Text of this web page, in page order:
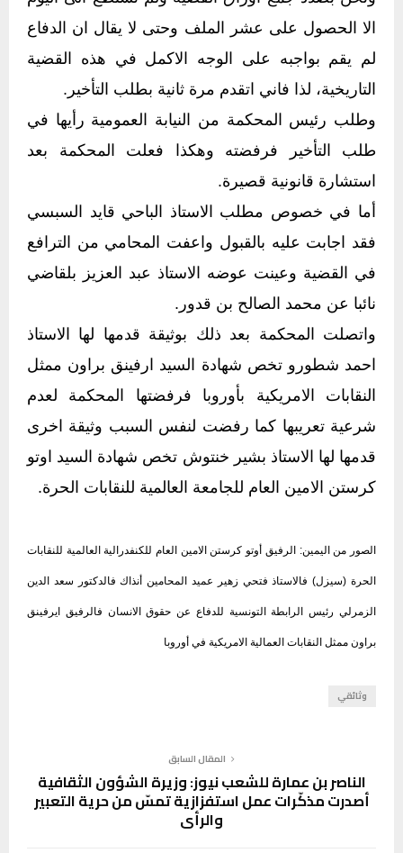
الا الحصول على عشر الملف وحتى لا يقال ان الدفاع
لم يقم بواجبه على الوجه الاكمل في هذه القضية
التاريخية، لذا فاني اتقدم مرة ثانية بطلب التأخير.
وطلب رئيس المحكمة من النيابة العمومية رأيها في
طلب التأخير فرفضته وهكذا فعلت المحكمة بعد
استشارة قانونية قصيرة.
أما في خصوص مطلب الاستاذ الباحي قايد السبسي
فقد اجابت عليه بالقبول واعفت المحامي من الترافع
في القضية وعينت عوضه الاستاذ عبد العزيز بلقاضي
نائبا عن محمد الصالح بن قدور.
واتصلت المحكمة بعد ذلك بوثيقة قدمها لها الاستاذ
احمد شطورو تخص شهادة السيد ارفينق براون ممثل
النقابات الامريكية بأوروبا فرفضتها المحكمة لعدم
شرعية تعريبها كما رفضت لنفس السبب وثيقة اخرى
قدمها لها الاستاذ بشير خنتوش تخص شهادة السيد اوتو
كرستن الامين العام للجامعة العالمية للنقابات الحرة.
الصور من اليمين: الرفيق أوتو كرستن الامين العام للكنفدرالية العالمية للنقابات
الحرة (سيزل) فالاستاذ فتحي زهير عميد المحامين أنذاك فالدكتور سعد الدين
الزمرلي رئيس الرابطة التونسية للدفاع عن حقوق الانسان فالرفيق ايرفينق
براون ممثل النقابات العمالية الامريكية في أوروبا
وثائقي
المقال السابق
الناصر بن عمارة للشعب نيوز: وزيرة الشؤون الثقافية
أصدرت مذكّرات عمل استفزازية تمسّ من حرية التعبير
والرأي